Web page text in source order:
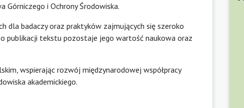
Górniczego i Ochrony Środowiska.
dla badaczy oraz praktyków zajmujących się szeroko
publikacji tekstu pozostaje jego wartość naukowa oraz
wspierając rozwój międzynarodowej współpracy
akademickiego.